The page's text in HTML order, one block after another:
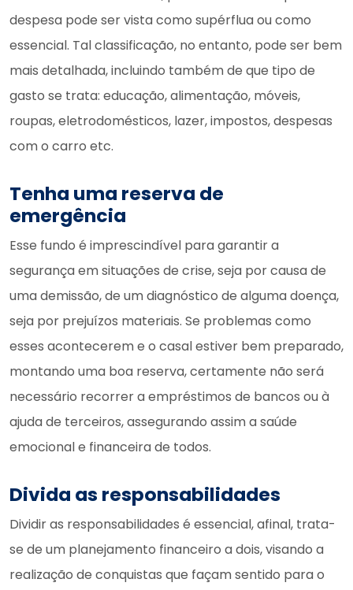
despesa pode ser vista como supérflua ou como
essencial. Tal classificação, no entanto, pode ser bem
mais detalhada, incluindo também de que tipo de
gasto se trata: educação, alimentação, móveis,
roupas, eletrodomésticos, lazer, impostos, despesas
com o carro etc.
Tenha uma reserva de
emergência
Esse fundo é imprescindível para garantir a
segurança em situações de crise, seja por causa de
uma demissão, de um diagnóstico de alguma doença,
seja por prejuízos materiais. Se problemas como
esses acontecerem e o casal estiver bem preparado,
montando uma boa reserva, certamente não será
necessário recorrer a empréstimos de bancos ou à
ajuda de terceiros, assegurando assim a saúde
emocional e financeira de todos.
Divida as responsabilidades
Dividir as responsabilidades é essencial, afinal, trata-
se de um planejamento financeiro a dois, visando a
realização de conquistas que façam sentido para o